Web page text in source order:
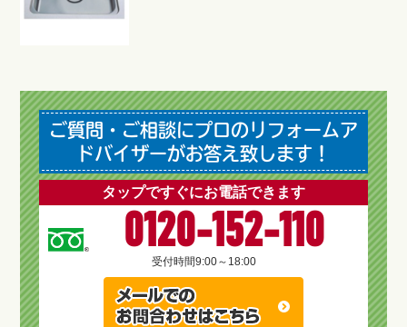
ご質問・ご相談にプロのリフォームア
ドバイザーがお答え致します！
タップですぐにお電話できます
0120-152-110
受付時間9:00～18:00